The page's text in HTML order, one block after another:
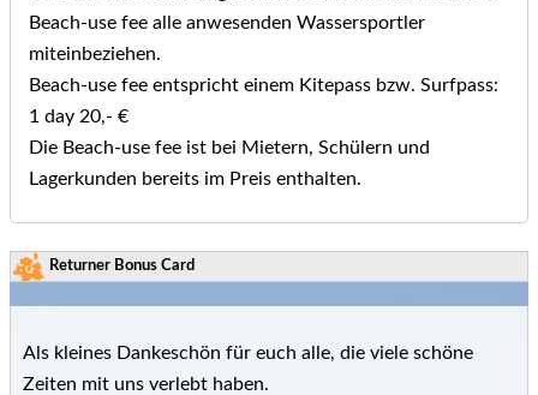
Beach-use fee alle anwesenden Wassersportler
miteinbeziehen.
Beach-use fee entspricht einem Kitepass bzw. Surfpass:
1 day 20,- €
Die Beach-use fee ist bei Mietern, Schülern und
Lagerkunden bereits im Preis enthalten.
Returner Bonus Card
Als kleines Dankeschön für euch alle, die viele schöne
Zeiten mit uns verlebt haben.